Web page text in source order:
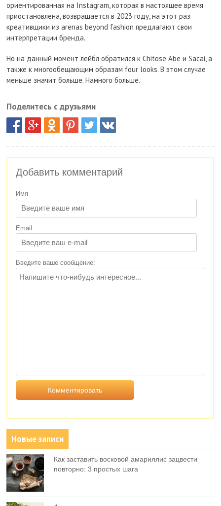
ориентированная на Instagram, которая в настоящее время
приостановлена, возвращается в 2023 году, на этот раз
креативщики из arenas beyond fashion предлагают свои
интерпретации бренда.
Но на данный момент лейбл обратился к Chitose Abe и Sacai, а
также к многообещающим образам four looks. В этом случае
меньше значит больше. Намного больше.
Поделитесь с друзьями
Добавить комментарий
Имя
Email
Введите ваше сообщение:
Новые записи
Как заставить восковой амариллис зацвести
повторно: 3 простых шага